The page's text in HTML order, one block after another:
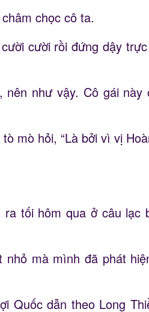
chọc cô ta.
cười rồi đứng dậy
nên như vậy. Cô gái này
mò hỏi, “Là bởi vì vị
tối hôm qua ở câu lạc
nhỏ mà mình đã phát
Quốc dẫn theo Long